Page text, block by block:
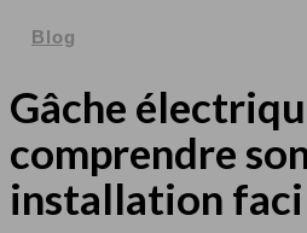
Blog
Gâche
comprendre
installation